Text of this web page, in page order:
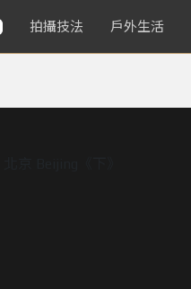
拍攝技法 戶外生活